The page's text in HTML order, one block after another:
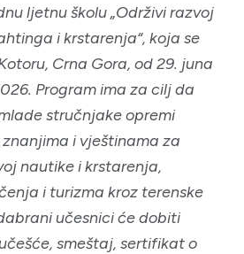
ljetnu školu „Održivi razvoj
i krstarenja“, koja se
Crna Gora, od 29. juna
Program ima za cilj da
stručnjake opremi
i vještinama za
nautike i krstarenja,
i turizma kroz terenske
učesnici će dobiti
smeštaj, sertifikat o